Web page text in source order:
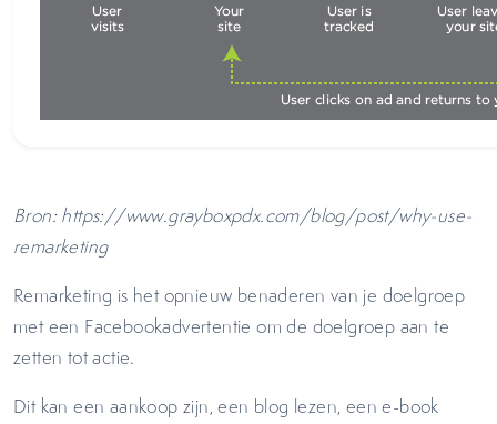
Bron: https://www.grayboxpdx.com/blog/post/why-use-
remarketing
Remarketing is het opnieuw benaderen van je doelgroep
met een Facebookadvertentie om de doelgroep aan te
zetten tot actie.
Dit kan een aankoop zijn, een blog lezen, een e-book